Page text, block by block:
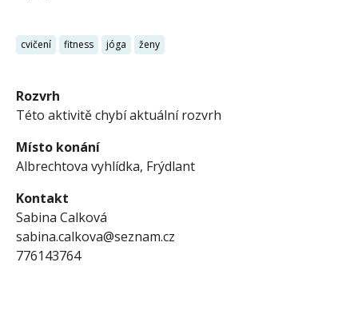
cvičení fitness jóga ženy
Rozvrh
Této aktivitě chybí aktuální rozvrh
Místo konání
Albrechtova vyhlídka, Frýdlant
Kontakt
Sabina Calková
sabina.calkova@seznam.cz
776143764